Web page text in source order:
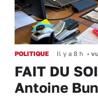
POLITIQUE Il y a 8 h •
FAIT DU
Antoine